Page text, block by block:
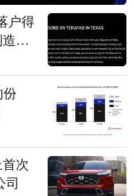
户得
带
次
司